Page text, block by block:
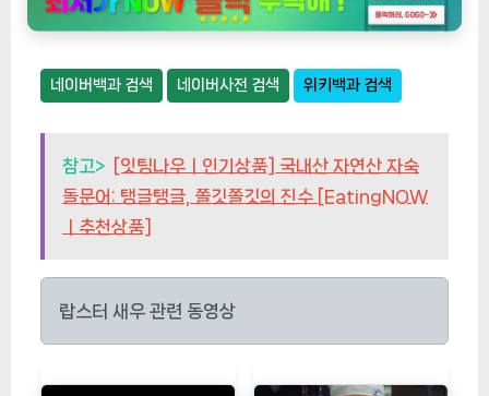
네이버백과 검색 네이버사전 검색 위키백과 검색
참고> [잇팅나우ㅣ인기상품] 국내산 자연산 자숙
돌문어: 탱글탱글, 쫄깃쫄깃의 진수 [EatingNOW
ㅣ추천상품]
랍스터 새우 관련 동영상